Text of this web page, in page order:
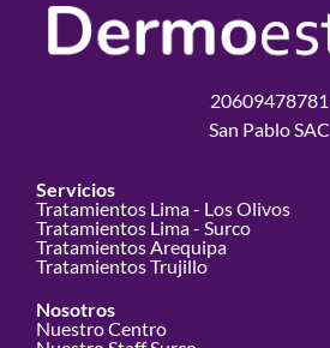
20609478781
San Pablo SAC
Servicios
Tratamientos Lima - Los Olivos
Tratamientos Lima - Surco
Tratamientos Arequipa
Tratamientos Trujillo
Nosotros
Nuestro Centro